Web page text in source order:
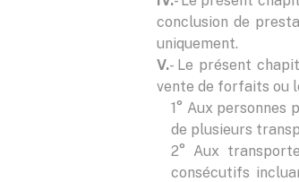
conclusion de
uniquement.
V.- Le présent
vente de forfaits ou
1° Aux
de plusieurs
2° Aux
consécutifs